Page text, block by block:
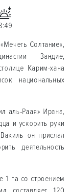
Солтание»,
Зандие,
Карим-хана
национальных
аль-Раая» Ирана,
и ускорить руки
он прислал
деятельность
га со строением